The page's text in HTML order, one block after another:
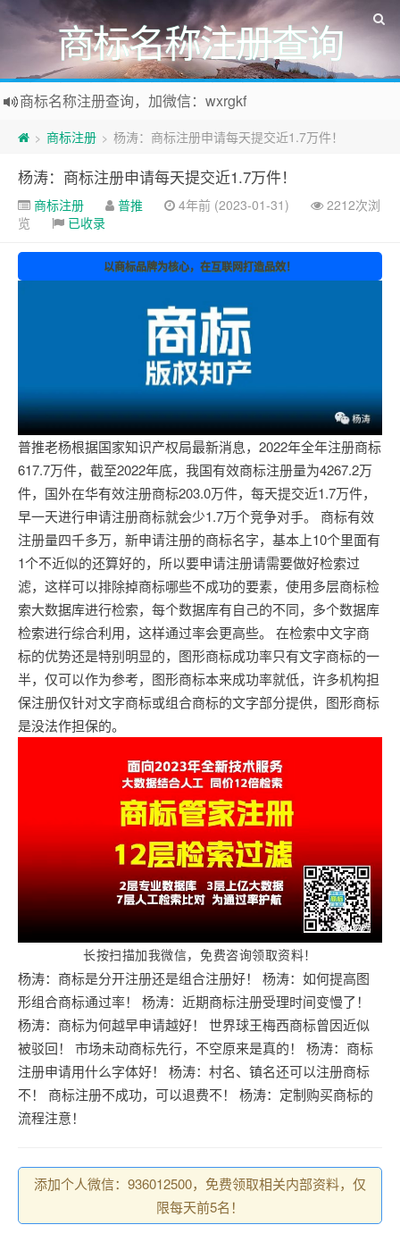
商标名称注册查询
商标名称注册查询，加微信：wxrgkf
商标注册和购买，加微信：wxrgkf
> 商标注册 > 杨涛：商标注册申请每天提交近1.7万件！
杨涛：商标注册申请每天提交近1.7万件！
商标注册 普推 4年前 (2023-01-31)
2212次浏
览
已收录
以商标品牌为核心，在互联网打造品效！
普推老杨根据国家知识产权局最新消息，2022年全年注册商标
617.7万件，截至2022年底，我国有效商标注册量为4267.2万
件，国外在华有效注册商标203.0万件，每天提交近1.7万件，
早一天进行申请注册商标就会少1.7万个竞争对手。 商标有效
注册量四千多万，新申请注册的商标名字，基本上10个里面有
1个不近似的还算好的，所以要申请注册请需要做好检索过
滤，这样可以排除掉商标哪些不成功的要素，使用多层商标检
索大数据库进行检索，每个数据库有自己的不同，多个数据库
检索进行综合利用，这样通过率会更高些。 在检索中文字商
标的优势还是特别明显的，图形商标成功率只有文字商标的一
半，仅可以作为参考，图形商标本来成功率就低，许多机构担
保注册仅针对文字商标或组合商标的文字部分提供，图形商标
是没法作担保的。
长按扫描加我微信，免费咨询领取资料！
杨涛：商标是分开注册还是组合注册好！
杨涛：如何提高图
形组合商标通过率！
杨涛：近期商标注册受理时间变慢了！
杨涛：商标为何越早申请越好！
世界球王梅西商标曾因近似
被驳回！
市场未动商标先行，不空原来是真的！ 杨涛：商标
注册申请用什么字体好！
杨涛：村名、镇名还可以注册商标
不！
商标注册不成功，可以退费不！
杨涛：定制购买商标的
流程注意！
添加个人微信：936012500，免费领取相关内部资料，仅
限每天前5名！